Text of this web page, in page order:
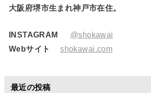
大阪府堺市生まれ神戸市在住。
INSTAGRAM
@shokawai
Webサイト
shokawai.com
最近の投稿